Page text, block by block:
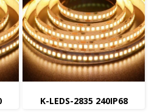
K-LEDS-2835 240IP68